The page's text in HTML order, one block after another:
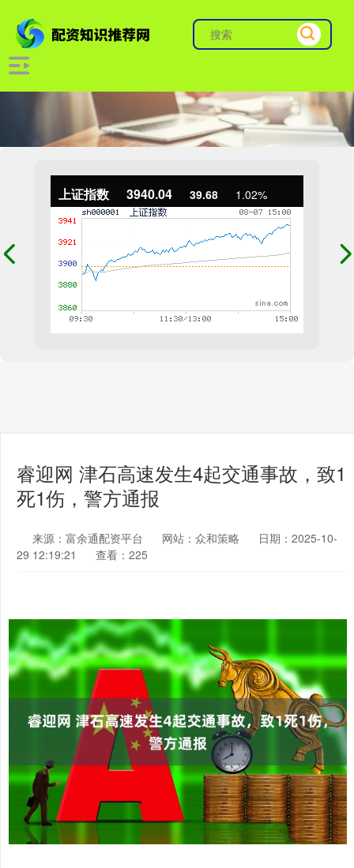
上证指数 3940.04 39.68 1.02%
睿迎网 津石高速发生4起交通事故，致1
死1伤，警方通报
来源：富余通配资平台 网站：众和策略
日期：2025-10-
29 12:19:21
查看：225